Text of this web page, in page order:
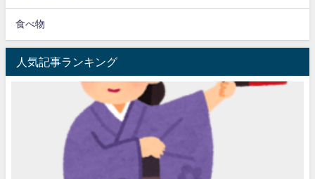
食べ物
人気記事ランキング